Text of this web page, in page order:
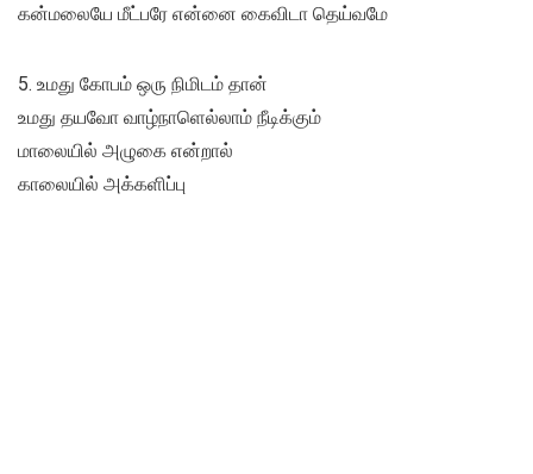
கன்மலையே மீட்பரே என்னை கைவிடா தெய்வமே
5. உமது கோபம் ஒரு நிமிடம் தான்
உமது தயவோ வாழ்நாளெல்லாம் நீடிக்கும்
மாலையில் அழுகை என்றால்
காலையில் அக்களிப்பு